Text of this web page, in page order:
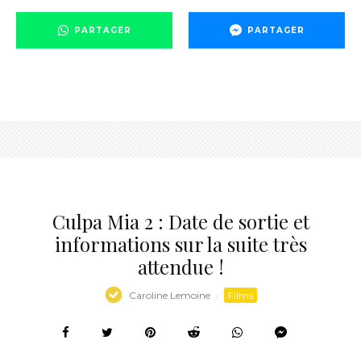
PARTAGER PARTAGER
Culpa Mia 2 : Date de sortie et
informations sur la suite très
attendue !
Caroline Lemoine · Films